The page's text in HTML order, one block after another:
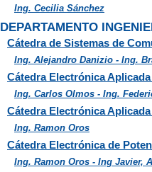
Ing. Cecilia Sánchez
DEPARTAMENTO
Cátedra de Sistemas de
Ing. Alejandro Danizio - Ing.
Cátedra Electrónica Aplicada
Ing. Carlos Olmos - Ing.
Cátedra Electrónica Aplicada
Ing. Ramon Oros
Cátedra Electrónica de
Ing. Ramon Oros - Ing Javier,